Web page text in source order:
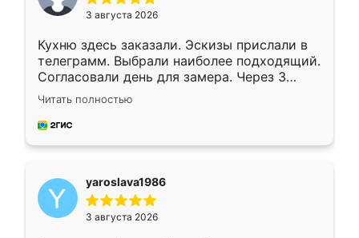
3 августа 2026
Кухню здесь заказали. Эскизы прислали в
телеграмм. Выбрали наиболее подходящий.
Согласовали день для замера. Через 3
недели кухня была уже готова. Остались
довольны работой. Спасибо Ренессанс
мебель за качественную работу!
Читать полностью
yaroslava1986
3 августа 2026